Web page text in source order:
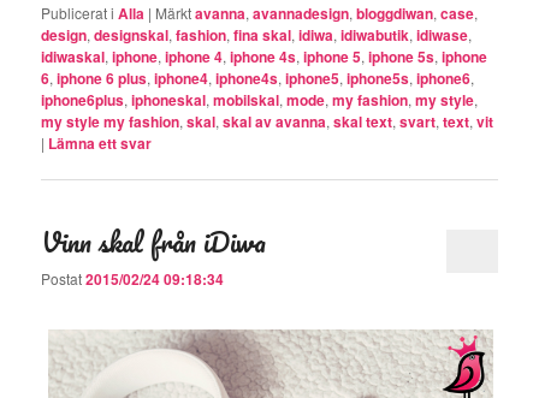
Publicerat i Alla | Märktavanna,avannadesign,bloggdiwan,case,
design,designskal,fashion,fina skal,idiwa,idiwabutik,idiwase,
idiwaskal,iphone,iphone 4,iphone 4s,iphone 5,iphone 5s,iphone
6,iphone 6 plus,iphone4,iphone4s,iphone5,iphone5s,iphone6,
iphone6plus,iphoneskal,mobilskal,mode,my fashion,my style,
my style my fashion,skal,skal av avanna,skal text,svart,text,vit
| Lämna ett svar
Vinn skal från iDiwa
Postat2015/02/24 09:18:34